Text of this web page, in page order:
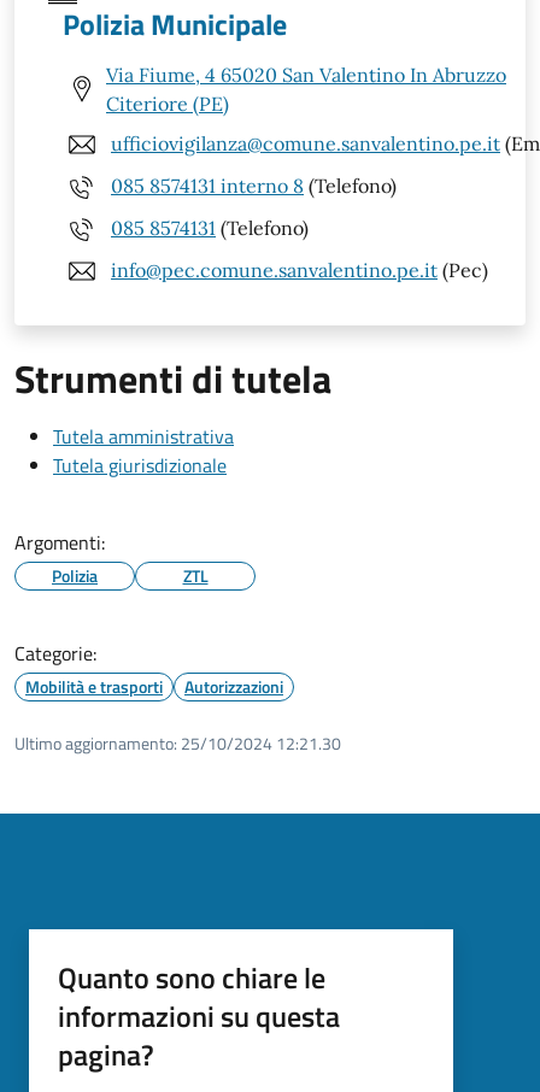
Polizia Municipale
Via Fiume, 4 65020 San Valentino In Abruzzo
Citeriore (PE)
ufficiovigilanza@comune.sanvalentino.pe.it
085 8574131 interno 8 (Telefono)
085 8574131 (Telefono)
info@pec.comune.sanvalentino.pe.it (Pec)
Strumenti di tutela
Tutela amministrativa
Tutela giurisdizionale
Argomenti:
Polizia ZTL
Categorie:
Mobilità e trasporti Autorizzazioni
Ultimo aggiornamento: 25/10/2024 12:21.30
Quanto sono chiare le
informazioni su questa
pagina?